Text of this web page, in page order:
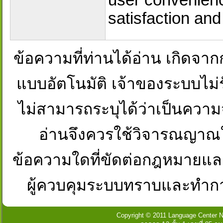
satisfaction
ข้อความที่ท่านได้อ่าน เกิดจา
แบบอัตโนมัติ เจ้าของระบบไ
ไม่สามารถระบุได้ว่าเป็นควา
อ่านจึงควรใช้วิจารณญาณ
ข้อความใดที่ขัดต่อกฎหมายแ
ผู้ควบคุมระบบทราบและทำ
Copyright © 2011 Language Center